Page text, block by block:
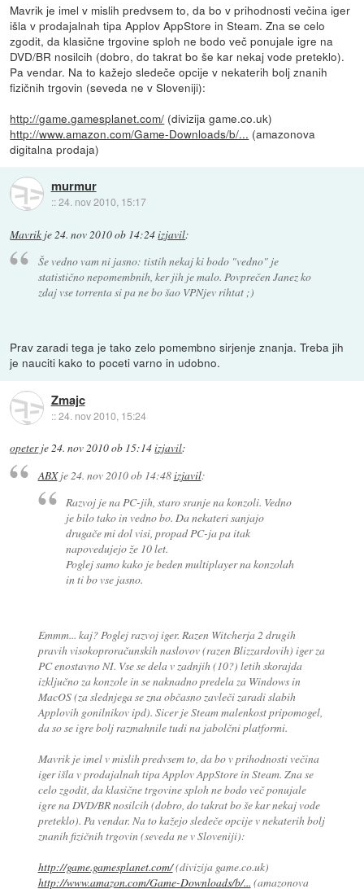
Mavrik je imel v mislih predvsem to, da bo v prihodnosti večina iger
išla v prodajalnah tipa Applov AppStore in Steam. Zna se celo
zgodit, da klasične trgovine sploh ne bodo več ponujale igre na
DVD/BR nosilcih (dobro, do takrat bo še kar nekaj vode preteklo).
Pa vendar. Na to kažejo sledeče opcije v nekaterih bolj znanih
fizičnih trgovin (seveda ne v Sloveniji):
http://game.gamesplanet.com/ (divizija game.co.uk)
http://www.amazon.com/Game-Downloads/b/... (amazonova
digitalna prodaja)
murmur
::24. nov 2010, 15:17
Mavrik je24. nov 2010 ob 14:24izjavil:
Še vedno vam ni jasno: tistih nekaj ki bodo "vedno" je
statistično nepomembnih, ker jih je malo. Povprečen Janez ko
zdaj vse torrenta si pa ne bo šao VPNjev rihtat ;)
Prav zaradi tega je tako zelo pomembno sirjenje znanja. Treba jih
je nauciti kako to poceti varno in udobno.
Zmajc
::24. nov 2010, 15:24
opeterje24. nov 2010 ob 15:14izjavil:
ABXje24. nov 2010 ob 14:48izjavil:
Razvoj je na PC-jih, staro sranje na konzoli. Vedno
je bilo tako in vedno bo. Da nekateri sanjajo
drugače mi dol visi, propad PC-ja pa itak
napovedujejo že 10 let.
Poglej samo kako je beden multiplayer na konzolah
in ti bo vse jasno.
Emmm... kaj? Poglej razvoj iger. Razen Witcherja 2 drugih
pravih visokoproračunskih naslovov (razen Blizzardovih) iger za
PC enostavno NI. Vse se dela v zadnjih (10?) letih skorajda
izključno za konzole in se naknadno predela za Windows in
MacOS (za slednjega se zna občasno zavleči zaradi slabih
Applovih gonilnikov ipd). Sicer je Steam malenkost pripomogel,
da so se igre bolj razmahnile tudi na jabolčni platformi.
Mavrik je imel v mislih predvsem to, da bo v prihodnosti večina
iger išla v prodajalnah tipa Applov AppStore in Steam. Zna se
celo zgodit, da klasične trgovine sploh ne bodo več ponujale
igre na DVD/BR nosilcih (dobro, do takrat bo še kar nekaj vode
preteklo). Pa vendar. Na to kažejo sledeče opcije v nekaterih bolj
znanih fizičnih trgovin (seveda ne v Sloveniji):
http://game.gamesplanet.com/(divizija game.co.uk)
http://www.amazon.com/Game-Downloads/b/... (amazonova